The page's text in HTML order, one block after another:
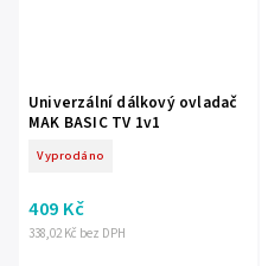
Univerzální dálkový ovladač
MAK BASIC TV 1v1
Vyprodáno
338,02 Kč bez DPH
409 Kč